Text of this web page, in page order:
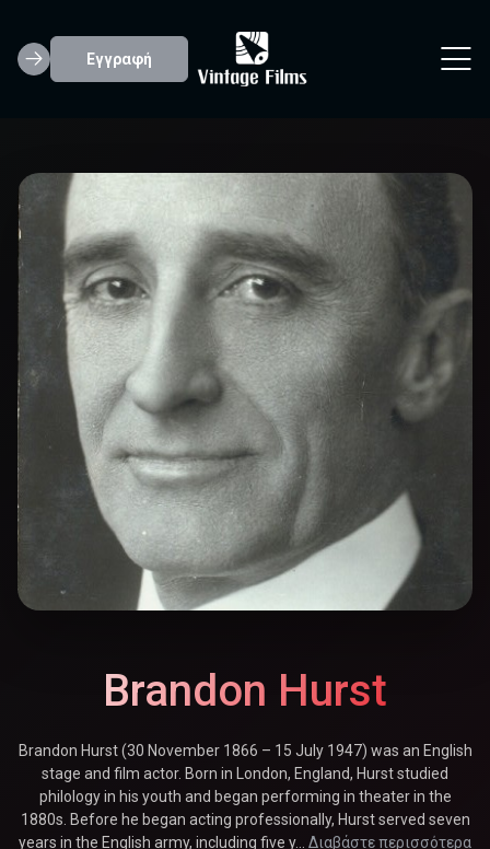
Εγγραφή
Brandon Hurst
Brandon Hurst
Brandon Hurst (30 November 1866 – 15 July 1947) was an English
stage and film actor. Born in London, England, Hurst studied
philology in his youth and began performing in theater in the
1880s. Before he began acting professionally, Hurst served seven
years in the English army, including five y...
Διαβάστε περισσότερα